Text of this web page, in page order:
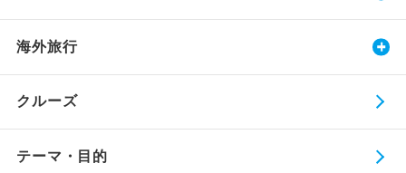
海外旅行
クルーズ
テーマ・目的